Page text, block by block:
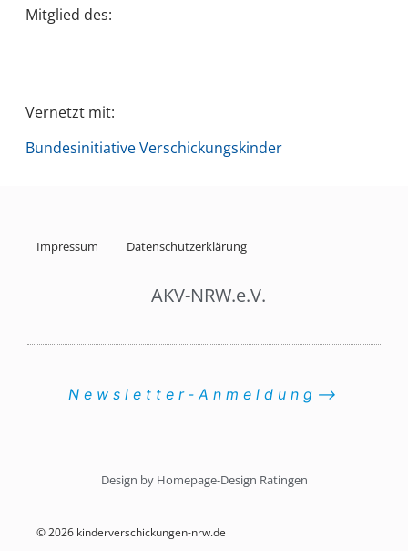
Mitglied des:
Vernetzt mit:
Bundesinitiative Verschickungskinder
Impressum Datenschutzerklärung
AKV-NRW.e.V.
Newsletter-Anmeldung⟶
Design by Homepage-Design Ratingen
© 2026 kinderverschickungen-nrw.de